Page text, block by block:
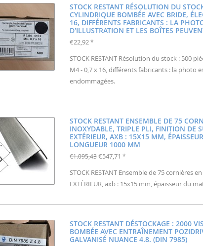
STOCK RESTANT RÉSOLUTION DU
CYLINDRIQUE BOMBÉE AVEC BRIDE,
16, DIFFÉRENTS FABRICANTS : LA
D'ILLUSTRATION ET LES BOÎTES
€22,92 *
STOCK RESTANT Résolution du stock : 500
M4 - 0,7 x 16, différents fabricants : la
endommagées.
STOCK RESTANT ENSEMBLE DE 75
INOXYDABLE, TRIPLE PLI, FINITION DE
EXTÉRIEUR, AXB : 15X15 MM,
LONGUEUR 1000 MM
€1.095,43 €547,71 *
STOCK RESTANT Ensemble de 75 cornières
EXTÉRIEUR, axb : 15x15 mm, épaisseur du
STOCK RESTANT DÉSTOCKAGE : 2000
BOMBÉE AVEC ENTRAÎNEMENT
GALVANISÉ NUANCE 4.8. (DIN 7985)